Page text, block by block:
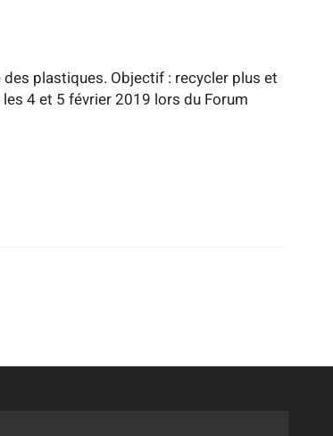
plastiques. Objectif : recycler plus et
4 et 5 février 2019 lors du Forum